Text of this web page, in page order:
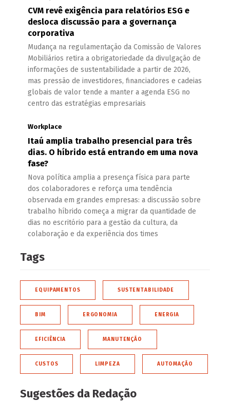
CVM revê exigência para relatórios ESG e
desloca discussão para a governança
corporativa
Mudança na regulamentação da Comissão de Valores
Mobiliários retira a obrigatoriedade da divulgação de
informações de sustentabilidade a partir de 2026,
mas pressão de investidores, financiadores e cadeias
globais de valor tende a manter a agenda ESG no
centro das estratégias empresariais
Workplace
Itaú amplia trabalho presencial para três
dias. O híbrido está entrando em uma nova
fase?
Nova política amplia a presença física para parte
dos colaboradores e reforça uma tendência
observada em grandes empresas: a discussão sobre
trabalho híbrido começa a migrar da quantidade de
dias no escritório para a gestão da cultura, da
colaboração e da experiência dos times
Tags
EQUIPAMENTOS SUSTENTABILIDADE
BIM ERGONOMIA ENERGIA
EFICIÊNCIA MANUTENÇÃO
CUSTOS LIMPEZA AUTOMAÇÃO
Sugestões da Redação